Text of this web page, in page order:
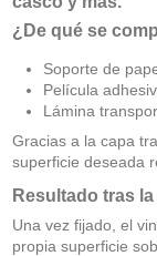
¿De qué se
Soporte de
Película
Lámina
Gracias a la capa
superficie deseada
Resultado tras
Una vez fijado, el
propia superficie